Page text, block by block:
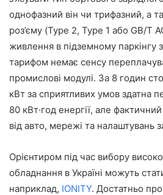
однофазний він чи трифазний, а
роз’єму (Type 2, Type 1 або GB/T
живлення в підземному паркінгу
тарифом немає сенсу
промислові модулі. За 8 годин
кВт за сприятливих умов здатна
80 кВт·год енергії, але
від авто, мережі та налаштувань
Орієнтиром під час вибору
обладнання в Україні можуть
наприклад, IONITY. Достатньо